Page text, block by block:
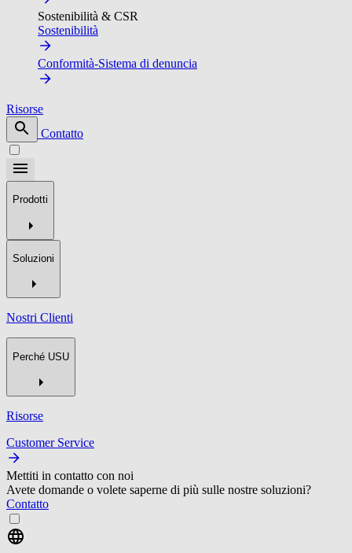
Sostenibilità & CSR
Sostenibilità
Conformità-Sistema di denuncia
Risorse
Contatto
Prodotti
Soluzioni
Nostri Clienti
Perché USU
Risorse
Customer Service
Mettiti in contatto con noi
Avete domande o volete saperne di più sulle nostre soluzioni?
Contatto